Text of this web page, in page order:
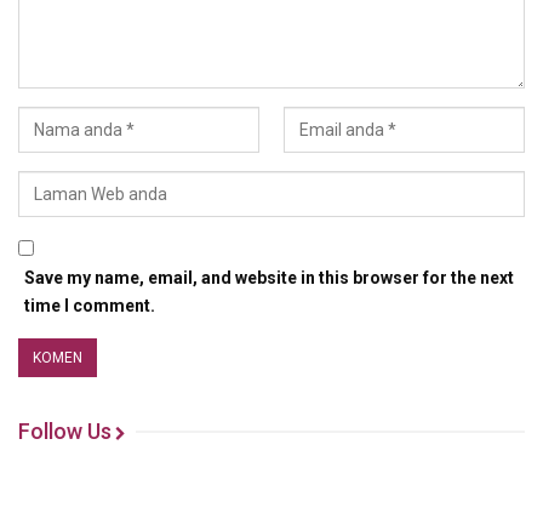
Save my name, email, and website in this browser for the next
time I comment.
Follow Us